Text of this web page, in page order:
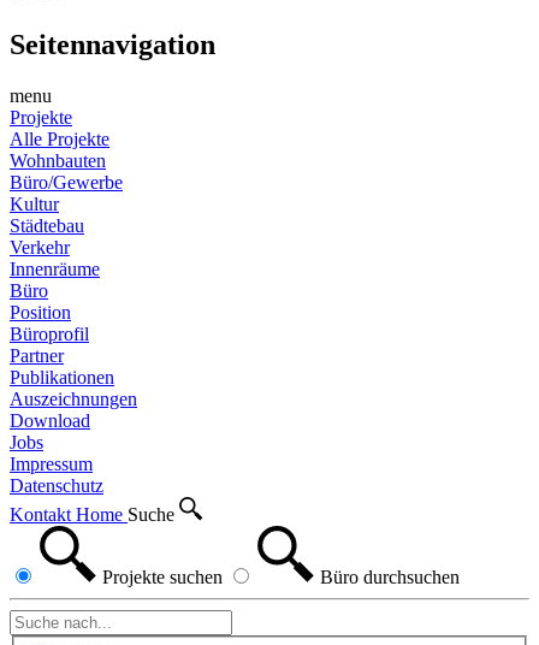
Seitennavigation
menu
Projekte
Alle Projekte
Wohnbauten
Büro/Gewerbe
Kultur
Städtebau
Verkehr
Innenräume
Büro
Position
Büroprofil
Partner
Publikationen
Auszeichnungen
Download
Jobs
Impressum
Datenschutz
Kontakt Home Suche
Projekte suchen Büro durchsuchen